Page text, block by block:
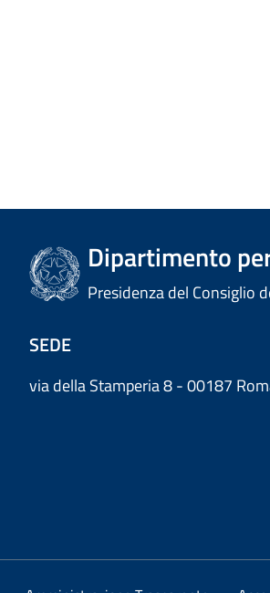
Dipartimento
Presidenza del Consiglio
SEDE
via della Stamperia 8 - 00187